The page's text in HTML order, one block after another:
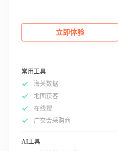
立即体验
常用工具
海关数据
地图获客
在线搜
广交会采购商
AI工具